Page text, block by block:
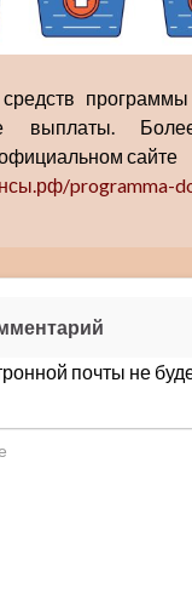
средств
выплаты.
сайте
programma-
почты не